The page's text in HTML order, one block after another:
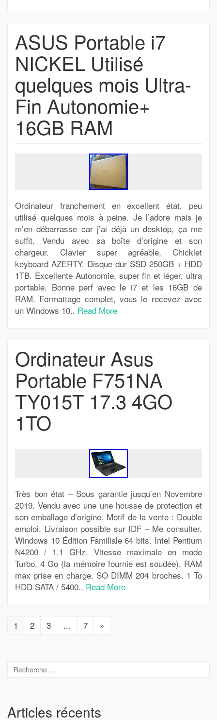
ASUS Portable i7
NICKEL Utilisé
quelques mois Ultra-
Fin Autonomie+
16GB RAM
Ordinateur franchement en excellent état, peu
utilisé quelques mois à peine. Je l’adore mais je
m’en débarrasse car j’ai déjà un desktop, ça me
suffit. Vendu avec sa boîte d’origine et son
chargeur. Clavier super agréable, Chicklet
keyboard AZERTY. Disque dur SSD 250GB + HDD
1TB. Excellente Autonomie, super fin et léger, ultra
portable. Bonne perf avec le i7 et les 16GB de
RAM. Formattage complet, vous le recevez avec
un Windows 10.. Read More
Ordinateur Asus
Portable F751NA
TY015T 17.3 4GO
1TO
Très bon état – Sous garantie jusqu’en Novembre
2019. Vendu avec une une housse de protection et
son emballage d’origine. Motif de la vente : Double
emploi. Livraison possible sur IDF – Me consulter.
Windows 10 Édition Familiale 64 bits. Intel Pentium
N4200 / 1.1 GHz. Vitesse maximale en mode
Turbo. 4 Go (la mémoire fournie est soudée). RAM
max prise en charge. SO DIMM 204 broches. 1 To
HDD SATA / 5400.. Read More
1 2 3 … 7 »
Articles récents